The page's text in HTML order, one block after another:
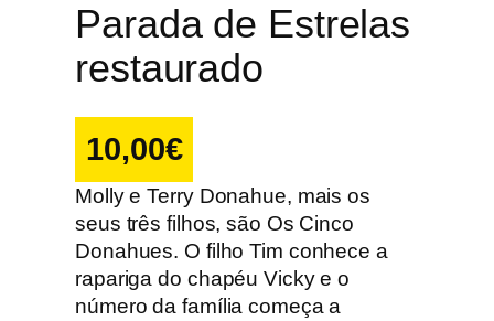
Parada de Estrelas
restaurado
10,00€
Molly e Terry Donahue, mais os
seus três filhos, são Os Cinco
Donahues. O filho Tim conhece a
rapariga do chapéu Vicky e o
número da família começa a